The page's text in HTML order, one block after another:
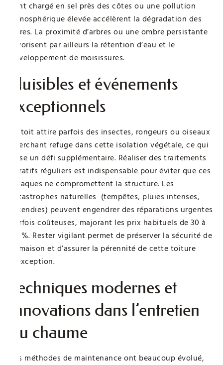
vent chargé en sel près des côtes ou une pollution
atmosphérique élevée accélèrent la dégradation des
fibres. La proximité d’arbres ou une ombre persistante
favorisent par ailleurs la rétention d’eau et le
développement de moisissures.
Nuisibles et événements
exceptionnels
Le toit attire parfois des insectes, rongeurs ou oiseaux
cherchant refuge dans cette isolation végétale, ce qui
pose un défi supplémentaire. Réaliser des traitements
curatifs réguliers est indispensable pour éviter que ces
attaques ne compromettent la structure. Les
catastrophes naturelles (tempêtes, pluies intenses,
incendies) peuvent engendrer des réparations urgentes
parfois coûteuses, majorant les prix habituels de 30 à
50 %. Rester vigilant permet de préserver la sécurité de
la maison et d’assurer la pérennité de cette toiture
d’exception.
Techniques modernes et
innovations dans l’entretien
du chaume
Les méthodes de maintenance ont beaucoup évolué,